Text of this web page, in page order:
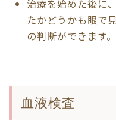
治療を始めた後に
たかどうかも眼で
の判断ができます。
血液検査